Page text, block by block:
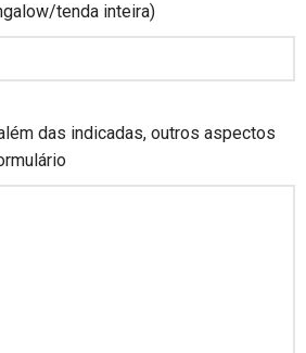
tenda inteira)
das indicadas, outros aspectos